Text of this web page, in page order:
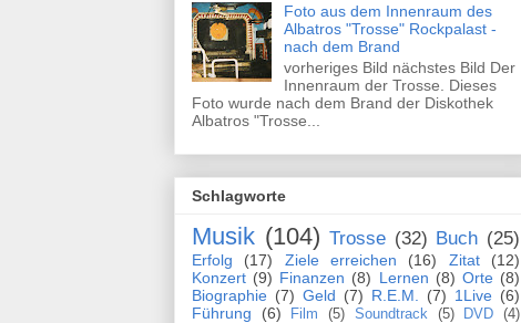
Foto aus dem Innenraum des
Albatros "Trosse" Rockpalast -
nach dem Brand
vorheriges Bild nächstes Bild Der
Innenraum der Trosse. Dieses
Foto wurde nach dem Brand der Diskothek
Albatros "Trosse...
Schlagworte
Musik (104) Trosse (32) Buch (25)
Erfolg (17) Ziele erreichen (16) Zitat
(12)
Konzert (9) Finanzen (8) Lernen (8) Orte (8)
Biographie (7) Geld (7) R.E.M. (7) 1Live (6)
Führung
(6) Film (5) Soundtrack (5) DVD
(4)